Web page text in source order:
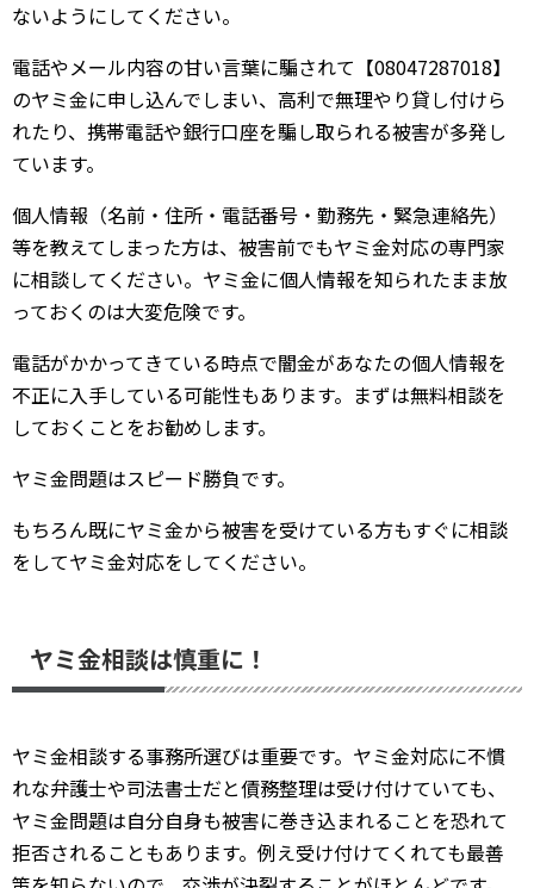
ないようにしてください。
電話やメール内容の甘い言葉に騙されて【08047287018】
のヤミ金に申し込んでしまい、高利で無理やり貸し付けら
れたり、携帯電話や銀行口座を騙し取られる被害が多発し
ています。
個人情報（名前・住所・電話番号・勤務先・緊急連絡先）
等を教えてしまった方は、被害前でもヤミ金対応の専門家
に相談してください。ヤミ金に個人情報を知られたまま放
っておくのは大変危険です。
電話がかかってきている時点で闇金があなたの個人情報を
不正に入手している可能性もあります。まずは無料相談を
しておくことをお勧めします。
ヤミ金問題はスピード勝負です。
もちろん既にヤミ金から被害を受けている方もすぐに相談
をしてヤミ金対応をしてください。
ヤミ金相談は慎重に！
ヤミ金相談する事務所選びは重要です。ヤミ金対応に不慣
れな弁護士や司法書士だと債務整理は受け付けていても、
ヤミ金問題は自分自身も被害に巻き込まれることを恐れて
拒否されることもあります。例え受け付けてくれても最善